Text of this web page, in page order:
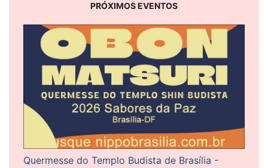
PRÓXIMOS EVENTOS
Quermesse do Templo Budista de Brasília -